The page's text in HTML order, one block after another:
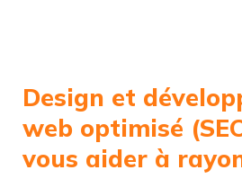
Design et
web optimisé
vous aider à